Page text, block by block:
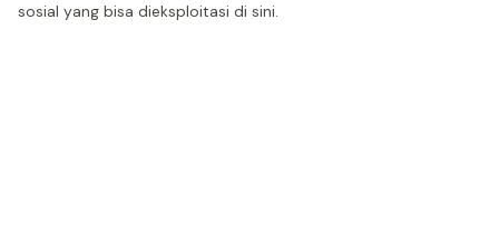
sosial yang bisa dieksploitasi di sini.